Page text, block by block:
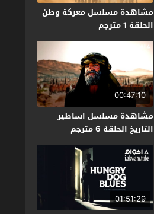
مشاهدة مسلسل معركة وطن
الحلقة 1 مترجم
00:47:10
مشاهدة مسلسل اساطير
التاريخ الحلقة 6 مترجم
01:51:29